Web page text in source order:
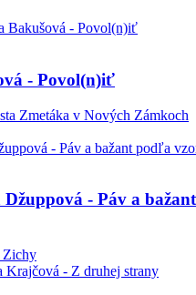
- Povol(n)iť
Zmetáka v Nových Zámkoch
- Páv a
Zichy